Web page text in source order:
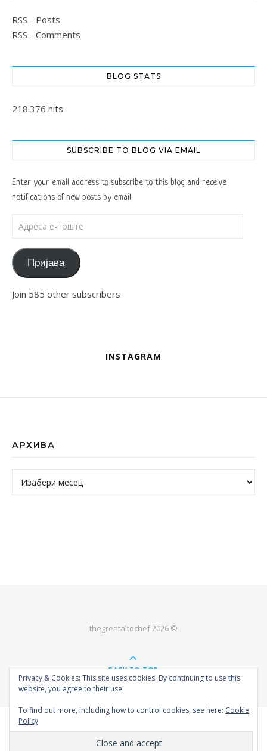
RSS - Posts
RSS - Comments
BLOG STATS
218.376 hits
SUBSCRIBE TO BLOG VIA EMAIL
Enter your email address to subscribe to this blog and receive
notifications of new posts by email.
Пријава
Join 585 other subscribers
INSTAGRAM
АРХИВА
Архива
thegreataltochef 2026 ©
BACK TO TOP
Privacy & Cookies: This site uses cookies. By continuing to use this
website, you agree to their use.
To find out more, including how to control cookies, see here: Cookie
Policy